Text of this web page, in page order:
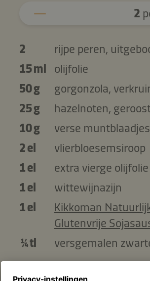
2
2
rijpe peren,
15 ml
olijfolie
50 g
gorgonzola,
25 g
hazelnoten,
10 g
verse muntblaadjes
2 el
vlierbloesemsiroop
1 el
extra vierge olijfolie
1 el
wittewijnazijn
1 el
Kikkoman
Glutenvrije
¼ tl
versgemalen